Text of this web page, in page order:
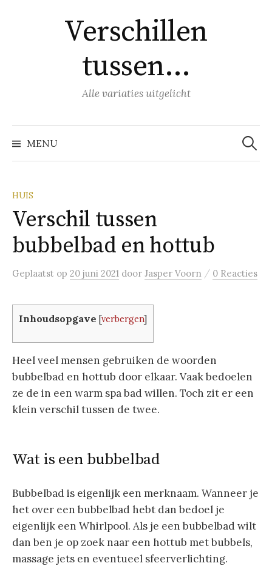
Verschillen
tussen…
Alle variaties uitgelicht
MENU
Zoeken
naar:
HUIS
Verschil tussen
bubbelbad en hottub
Geplaatst op 20 juni 2021 door Jasper Voorn / 0 Reacties
Inhoudsopgave [verbergen]
Heel veel mensen gebruiken de woorden
bubbelbad en hottub door elkaar. Vaak bedoelen
ze de in een warm spa bad willen. Toch zit er een
klein verschil tussen de twee.
Wat is een bubbelbad
Bubbelbad is eigenlijk een merknaam. Wanneer je
het over een bubbelbad hebt dan bedoel je
eigenlijk een Whirlpool. Als je een bubbelbad wilt
dan ben je op zoek naar een hottub met bubbels,
massage jets en eventueel sfeerverlichting.